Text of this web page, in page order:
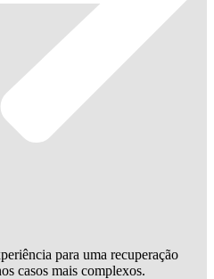
para uma recuperação
casos mais complexos.